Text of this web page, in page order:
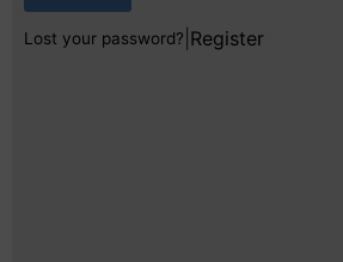
Lost your password? Register